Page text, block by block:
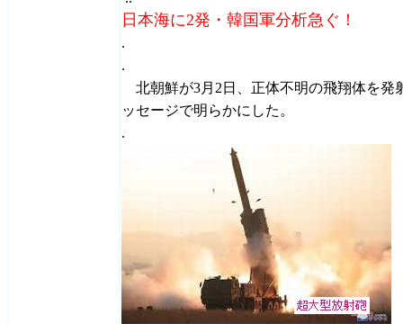
日本海に2発・韓国軍分析急ぐ！
.
.
北朝鮮が3月2日、正体不明の飛翔体を発
ッセージで明らかにした。
.